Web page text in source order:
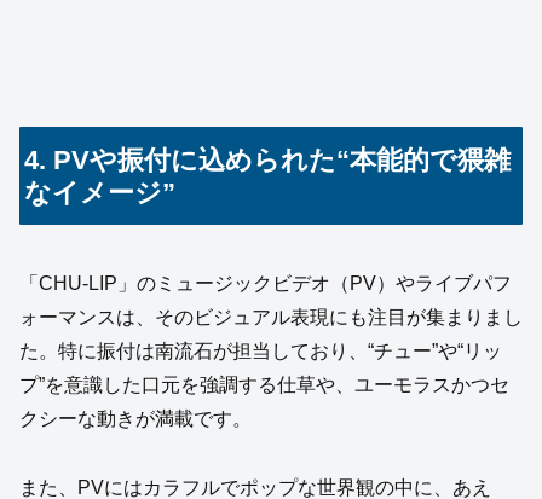
4. PVや振付に込められた“本能的で猥雑
なイメージ”
「CHU-LIP」のミュージックビデオ（PV）やライブパフ
ォーマンスは、そのビジュアル表現にも注目が集まりまし
た。特に振付は南流石が担当しており、“チュー”や“リッ
プ”を意識した口元を強調する仕草や、ユーモラスかつセ
クシーな動きが満載です。
また、PVにはカラフルでポップな世界観の中に、あえ